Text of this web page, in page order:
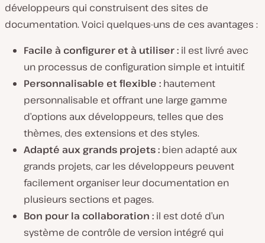
développeurs qui construisent des sites de
documentation. Voici quelques-uns de ces avantages :
Facile à configurer et à utiliser : il est livré avec
un processus de configuration simple et intuitif.
Personnalisable et flexible : hautement
personnalisable et offrant une large gamme
d’options aux développeurs, telles que des
thèmes, des extensions et des styles.
Adapté aux grands projets : bien adapté aux
grands projets, car les développeurs peuvent
facilement organiser leur documentation en
plusieurs sections et pages.
Bon pour la collaboration : il est doté d’un
système de contrôle de version intégré qui